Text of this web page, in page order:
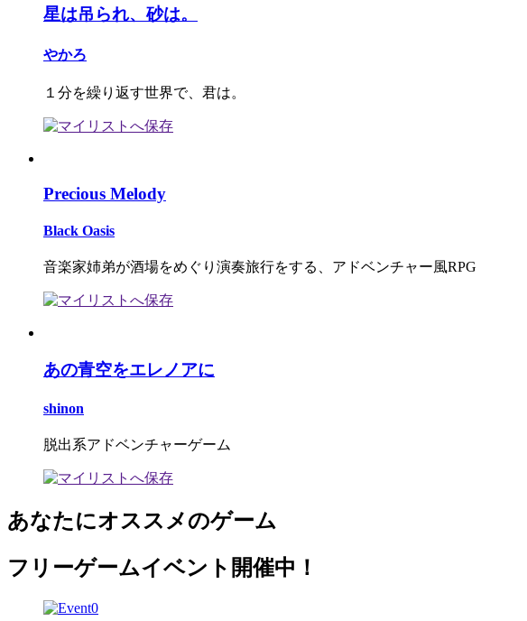
星は吊られ、砂は。
やかろ
１分を繰り返す世界で、君は。
Precious Melody
Black Oasis
音楽家姉弟が酒場をめぐり演奏旅行をする、アドベンチャー風RPG
あの青空をエレノアに
shinon
脱出系アドベンチャーゲーム
あなたにオススメのゲーム
フリーゲームイベント開催中！